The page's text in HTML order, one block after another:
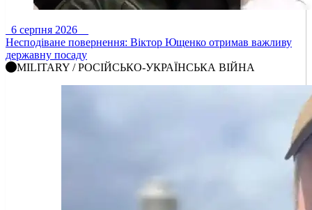
6 серпня 2026
Несподіване повернення: Віктор Ющенко отримав важливу
державну посаду
MILITARY / РОСІЙСЬКО-УКРАЇНСЬКА ВІЙНА